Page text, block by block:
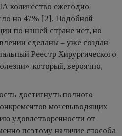
количество ежегодно
на 47% [2]. Подобной
по нашей стране нет, но
сделаны – уже создан
Реестр Хирургического
который, вероятно,
достигнуть полного
мочевыводящих
удовлетворенности от
поэтому наличие способа